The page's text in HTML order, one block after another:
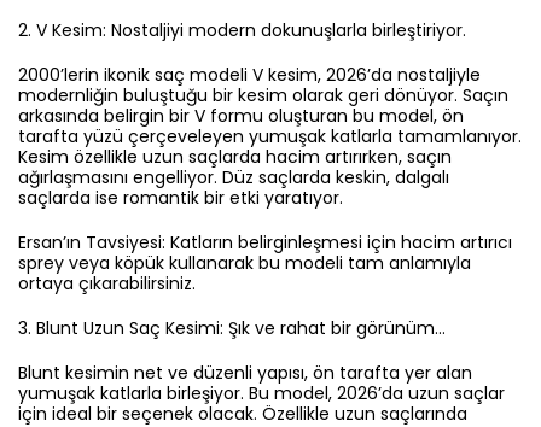
2.⁠ ⁠V Kesim: Nostaljiyi modern dokunuşlarla birleştiriyor.
2000’lerin ikonik saç modeli V kesim, 2026’da nostaljiyle
modernliğin buluştuğu bir kesim olarak geri dönüyor. Saçın
arkasında belirgin bir V formu oluşturan bu model, ön
tarafta yüzü çerçeveleyen yumuşak katlarla tamamlanıyor.
Kesim özellikle uzun saçlarda hacim artırırken, saçın
ağırlaşmasını engelliyor. Düz saçlarda keskin, dalgalı
saçlarda ise romantik bir etki yaratıyor.
Ersan’ın Tavsiyesi: Katların belirginleşmesi için hacim artırıcı
sprey veya köpük kullanarak bu modeli tam anlamıyla
ortaya çıkarabilirsiniz.
3.⁠ ⁠Blunt Uzun Saç Kesimi: Şık ve rahat bir görünüm…
Blunt kesimin net ve düzenli yapısı, ön tarafta yer alan
yumuşak katlarla birleşiyor. Bu model, 2026’da uzun saçlar
için ideal bir seçenek olacak. Özellikle uzun saçlarında